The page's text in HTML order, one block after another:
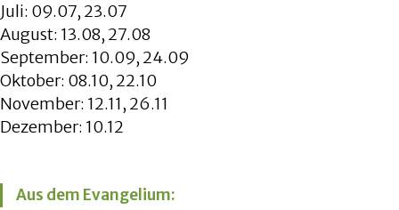
Juli: 09.07, 23.07
August: 13.08, 27.08
September: 10.09, 24.09
Oktober: 08.10, 22.10
November: 12.11, 26.11
Dezember: 10.12
Aus dem Evangelium: